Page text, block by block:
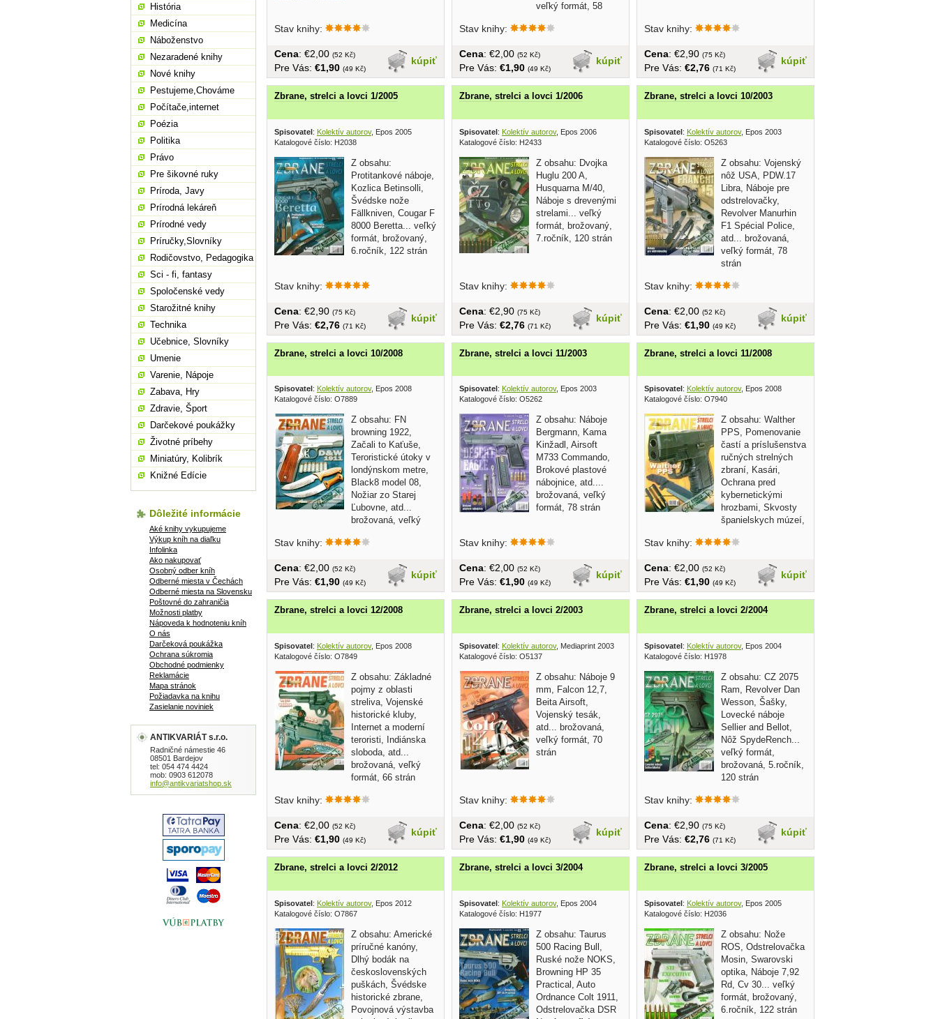
Stav knihy:
kúpiť
Cena: €2,00 (52 Kč)
Pre Vás: €1,90 (49 Kč)
veľký formát, 58
Stav knihy:
kúpiť
Cena: €2,00 (52 Kč)
Pre Vás: €1,90 (49 Kč)
Stav knihy:
kúpiť
Cena: €2,90 (75 Kč)
Pre Vás: €2,76 (71 Kč)
Zbrane, strelci a lovci 1/2005
Spisovatel: Kolektív autorov, Epos 2005
Katalogové číslo: H2038
Z obsahu:
Protitankové náboje,
Kozlica Betinsolli,
Švédske nože
Fällkniven, Cougar F
8000 Beretta... veľký
formát, brožovaný,
6.ročník, 122 strán
Stav knihy:
kúpiť
Cena: €2,90 (75 Kč)
Pre Vás: €2,76 (71 Kč)
Zbrane, strelci a lovci 1/2006
Spisovatel: Kolektív autorov, Epos 2006
Katalogové číslo: H2433
Z obsahu: Dvojka
Huglu 200 A,
Husquarna M/40,
Náboje s drevenými
strelami... veľký
formát, brožovaný,
7.ročník, 120 strán
Stav knihy:
kúpiť
Cena: €2,90 (75 Kč)
Pre Vás: €2,76 (71 Kč)
Zbrane, strelci a lovci 10/2003
Spisovatel: Kolektív autorov, Epos 2003
Katalogové číslo: O5263
Z obsahu: Vojenský
nôž USA, PDW.17
Libra, Náboje pre
odstrelovačky,
Revolver Manurhin
F1 Spécial Police,
atd... brožovaná,
veľký formát, 78
strán
Stav knihy:
kúpiť
Cena: €2,00 (52 Kč)
Pre Vás: €1,90 (49 Kč)
Zbrane, strelci a lovci 10/2008
Spisovatel : Kolektív autorov, Epos 2008
Katalogové číslo: O7889
Z obsahu: FN
browning 1922,
Začali to Kaťuše,
Teroristické útoky v
londýnskom metre,
Black8 model 08,
Nožiar zo Starej
Ľubovne, atd...
brožovaná, veľký
Stav knihy:
kúpiť
Cena: €2,00 (52 Kč)
Pre Vás: €1,90 (49 Kč)
Zbrane, strelci a lovci 11/2003
Spisovatel : Kolektív autorov, Epos 2003
Katalogové číslo: O5262
Z obsahu: Náboje
Bergmann, Kama
Kinžadl, Airsoft
M733 Commando,
Brokové plastové
nábojnice, atd....
brožovaná, veľký
formát, 78 strán
Stav knihy:
kúpiť
Cena: €2,00 (52 Kč)
Pre Vás: €1,90 (49 Kč)
Zbrane, strelci a lovci 11/2008
Spisovatel : Kolektív autorov, Epos 2008
Katalogové číslo: O7940
Z obsahu: Walther
PPS, Pomenovanie
častí a príslušenstva
ručných strelných
zbraní, Kasári,
Ochrana pred
kybernetickými
hrozbami, Skvosty
španielskych múzeí,
Stav knihy:
kúpiť
Cena: €2,00 (52 Kč)
Pre Vás: €1,90 (49 Kč)
Zbrane, strelci a lovci 12/2008
Spisovatel: Kolektív autorov, Epos 2008
Katalogové číslo: O7849
Z obsahu: Základné
pojmy z oblasti
streliva, Vojenské
historické kluby,
Internet a moderní
teroristi, Indiánska
sloboda, atd...
brožovaná, veľký
formát, 66 strán
Stav knihy:
kúpiť
Cena: €2,00 (52 Kč)
Pre Vás: €1,90 (49 Kč)
Zbrane, strelci a lovci 2/2003
Spisovatel: Kolektív autorov, Mediaprint 2003
Katalogové číslo: O5137
Z obsahu: Náboje 9
mm, Falcon 12,7,
Beita Airsoft,
Vojenský tesák,
atd... brožovaná,
veľký formát, 70
strán
Stav knihy:
kúpiť
Cena: €2,00 (52 Kč)
Pre Vás: €1,90 (49 Kč)
Zbrane, strelci a lovci 2/2004
Spisovatel: Kolektív autorov, Epos 2004
Katalogové číslo: H1978
Z obsahu: CZ 2075
Ram, Revolver Dan
Wesson, Šašky,
Lovecké náboje
Sellier and Bellot,
Nôž SpydeRench...
veľký formát,
brožovaná, 5.ročník,
120 strán
Stav knihy:
kúpiť
Cena: €2,90 (75 Kč)
Pre Vás: €2,76 (71 Kč)
Zbrane, strelci a lovci 2/2012
Spisovatel: Kolektív autorov, Epos 2012
Katalogové číslo: O7867
Z obsahu: Americké
príručné kanóny,
Dlhý bodák na
československých
puškách, Švédske
historické zbrane,
Povojnová výstavba
Zbrane, strelci a lovci 3/2004
Spisovatel: Kolektív autorov, Epos 2004
Katalogové číslo: H1977
Z obsahu: Taurus
500 Racing Bull,
Ruské nože NOKS,
Browning HP 35
Practical, Auto
Ordnance Colt 1911,
Odstrelovačka DSR
Zbrane, strelci a lovci 3/2005
Spisovatel: Kolektív autorov, Epos 2005
Katalogové číslo: H2036
Z obsahu: Nože
ROS, Odstrelovačka
Mosin, Swarovski
optika, Náboje 7,92
Rd, Cv 30... veľký
formát, brožovaný,
6.ročník, 122 strán
História
Medicína
Náboženstvo
Nezaradené knihy
Nové knihy
Pestujeme,Chováme
Počítače,internet
Poézia
Politika
Právo
Pre šikovné ruky
Príroda, Javy
Prírodná lekáreň
Prírodné vedy
Príručky,Slovníky
Rodičovstvo, Pedagogika
Sci - fi, fantasy
Spoločenské vedy
Starožitné knihy
Technika
Učebnice, Slovníky
Umenie
Varenie, Nápoje
Zabava, Hry
Zdravie, Šport
Darčekové poukážky
Životné príbehy
Miniatúry, Kolibrík
Knižné Edície
Dôležité informácie
Aké knihy vykupujeme
Výkup kníh na diaľku
Infolinka
Ako nakupovať
Osobný odber kníh
Odberné miesta v Čechách
Odberné miesta na Slovensku
Poštovné do zahraničia
Možnosti platby
Nápoveda k hodnoteniu kníh
O nás
Darčeková poukážka
Ochrana súkromia
Obchodné podmienky
Reklamácie
Mapa stránok
Požiadavka na knihu
Zasielanie noviniek
ANTIKVARIÁT s.r.o.
Radničné námestie 46
08501 Bardejov
tel: 054 474 4424
mob: 0903 612078
info@antikvariatshop.sk